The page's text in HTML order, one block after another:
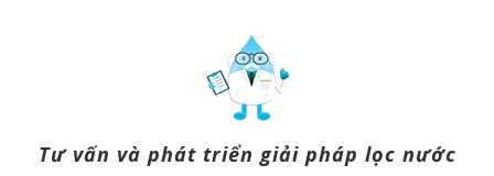
Tư vấn và phát triển giải pháp lọc nước